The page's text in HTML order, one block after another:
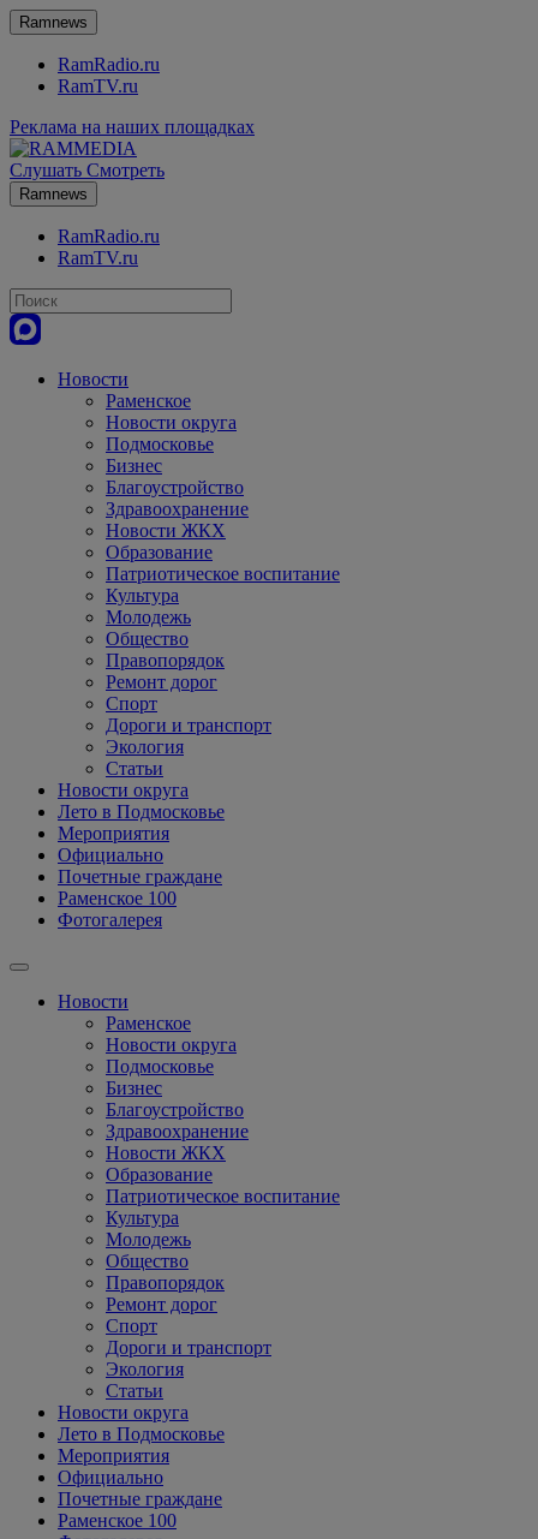
Ramnews
RamRadio.ru
RamTV.ru
Реклама на наших площадках
Слушать Смотреть
Ramnews
RamRadio.ru
RamTV.ru
Новости
Раменское
Новости округа
Подмосковье
Бизнес
Благоустройство
Здравоохранение
Новости ЖКХ
Образование
Патриотическое воспитание
Культура
Молодежь
Общество
Правопорядок
Ремонт дорог
Спорт
Дороги и транспорт
Экология
Статьи
Новости округа
Лето в Подмосковье
Мероприятия
Официально
Почетные граждане
Раменское 100
Фотогалерея
Новости
Раменское
Новости округа
Подмосковье
Бизнес
Благоустройство
Здравоохранение
Новости ЖКХ
Образование
Патриотическое воспитание
Культура
Молодежь
Общество
Правопорядок
Ремонт дорог
Спорт
Дороги и транспорт
Экология
Статьи
Новости округа
Лето в Подмосковье
Мероприятия
Официально
Почетные граждане
Раменское 100